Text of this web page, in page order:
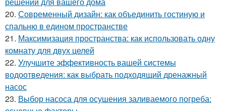
20. Современный дизайн: как объединить гостиную и
спальню в едином пространстве
21. Максимизация пространства: как использовать одну
комнату для двух целей
22. Улучшите эффективность вашей системы
водоотведения: как выбрать подходящий дренажный
насос
23. Выбор насоса для осушения заливаемого погреба: